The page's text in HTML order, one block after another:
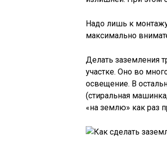
Надо лишь к
максимально
Делать заземления
участке. Оно во
освещение. В
(стиральная
«на землю» как раз